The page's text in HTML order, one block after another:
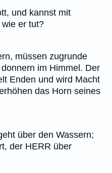
und kannst mit
er tut?
müssen zugrunde
im Himmel. Der
Enden und wird Macht
das Horn seines
über den Wassern;
der HERR über